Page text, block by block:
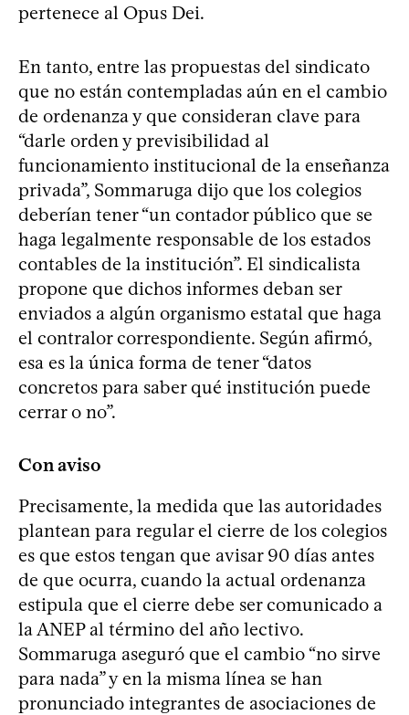
pertenece al Opus Dei.
En tanto, entre las propuestas del sindicato
que no están contempladas aún en el cambio
de ordenanza y que consideran clave para
“darle orden y previsibilidad al
funcionamiento institucional de la enseñanza
privada”, Sommaruga dijo que los colegios
deberían tener “un contador público que se
haga legalmente responsable de los estados
contables de la institución”. El sindicalista
propone que dichos informes deban ser
enviados a algún organismo estatal que haga
el contralor correspondiente. Según afirmó,
esa es la única forma de tener “datos
concretos para saber qué institución puede
cerrar o no”.
Con aviso
Precisamente, la medida que las autoridades
plantean para regular el cierre de los colegios
es que estos tengan que avisar 90 días antes
de que ocurra, cuando la actual ordenanza
estipula que el cierre debe ser comunicado a
la ANEP al término del año lectivo.
Sommaruga aseguró que el cambio “no sirve
para nada” y en la misma línea se han
pronunciado integrantes de asociaciones de